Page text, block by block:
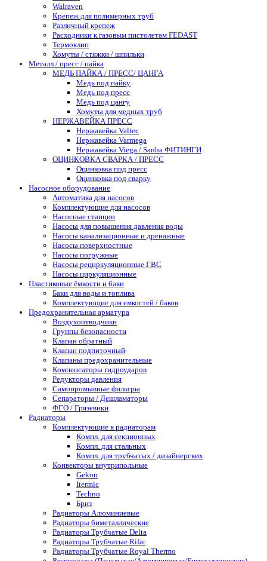
Walraven
Крепеж для полимерных труб
Различный крепеж
Расходники к газовым пистолетам FEDAST
Термоклип
Хомуты / стяжки / шпильки
Металл / пресс / пайка
МЕДЬ ПАЙКА / ПРЕСС/ ЦАНГА
Медь под пайку
Медь под пресс
Медь под цангу
Хомуты для медных труб
НЕРЖАВЕЙКА ПРЕСС
Нержавейка Valtec
Нержавейка Varmega
Нержавейка Viega / Sanha ФИТИНГИ
ОЦИНКОВКА СВАРКА / ПРЕСС
Оцинковка под пресс
Оцинковка под сварку
Насосное оборудование
Автоматика для насосов
Комплектующие для насосов
Насосные станции
Насосы для повышения давления воды
Насосы канализационные и дренажные
Насосы поверхностные
Насосы погружные
Насосы рециркуляционные ГВС
Насосы циркуляционные
Пластиковые ёмкости и баки
Баки для воды и топлива
Комплектующие для емкостей / баков
Предохранительная арматура
Воздухоотводчики
Группы безопасности
Клапан обратный
Клапан подпиточный
Клапаны предохранительные
Компенсаторы гидроударов
Редукторы давления
Самопромывные фильтры
Сепараторы / Дешламаторы
ФГО / Грязевики
Радиаторы
Комплектующие к радиаторам
Компл. для секционных
Компл. для стальных
Компл. для трубчатых / дизайнерских
Конвекторы внутрипольные
Gekon
Itermic
Techno
Бриз
Радиаторы Алюминиевые
Радиаторы биметаллические
Радиаторы Трубчатые Delta
Радиаторы Трубчатые Rifar
Радиаторы Трубчатые Royal Thermo